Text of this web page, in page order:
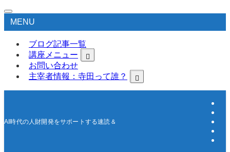
MENU
ブログ記事一覧
講座メニュー
お問い合わせ
主宰者情報：寺田って誰？
AI時代の人財開発をサポートする速読＆高速学習の研究所